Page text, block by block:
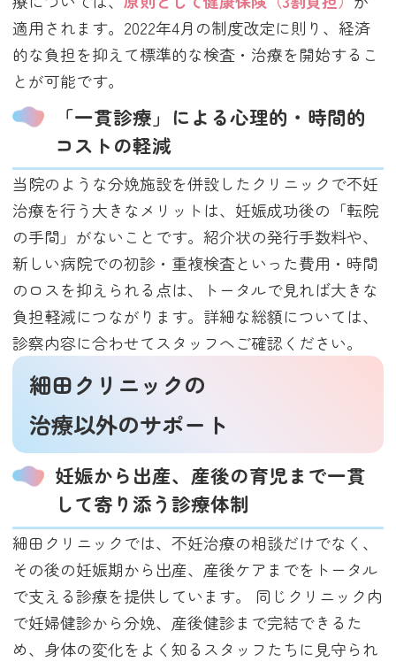
適用されます。2022年4月の制度改定に則り、経済
的な負担を抑えて標準的な検査・治療を開始するこ
とが可能です。
「一貫診療」による心理的・時間的
コストの軽減
当院のような分娩施設を併設したクリニックで不妊
治療を行う大きなメリットは、妊娠成功後の「転院
の手間」がないことです。紹介状の発行手数料や、
新しい病院での初診・重複検査といった費用・時間
のロスを抑えられる点は、トータルで見れば大きな
負担軽減につながります。詳細な総額については、
診察内容に合わせてスタッフへご確認ください。
細田クリニックの
治療以外のサポート
妊娠から出産、産後の育児まで一貫
して寄り添う診療体制
細田クリニックでは、不妊治療の相談だけでなく、
その後の妊娠期から出産、産後ケアまでをトータル
で支える診療を提供しています。 同じクリニック内
で妊婦健診から分娩、産後健診まで完結できるた
め、身体の変化をよく知るスタッフたちに見守られ